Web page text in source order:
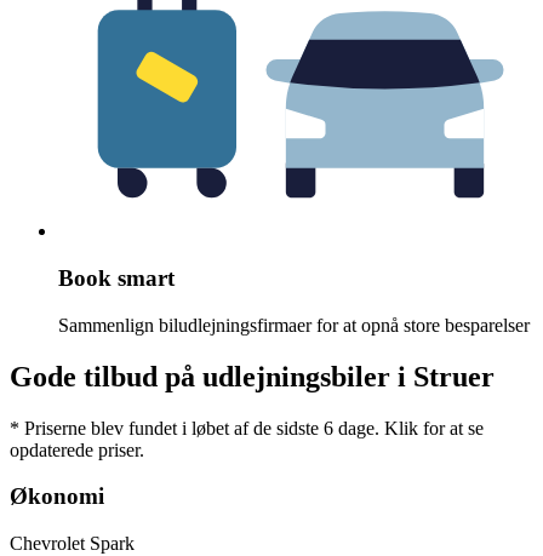
Book smart
Sammenlign biludlejningsfirmaer for at opnå store besparelser
Gode tilbud på udlejningsbiler i Struer
* Priserne blev fundet i løbet af de sidste 6 dage. Klik for at se
opdaterede priser.
Økonomi
Chevrolet Spark